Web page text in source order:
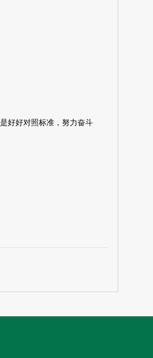
好好对照标准，努力奋斗